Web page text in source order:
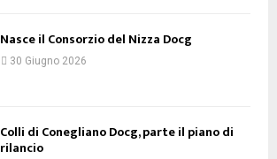
Nasce il Consorzio del Nizza Docg
30 Giugno 2026
Colli di Conegliano Docg, parte il piano di
rilancio